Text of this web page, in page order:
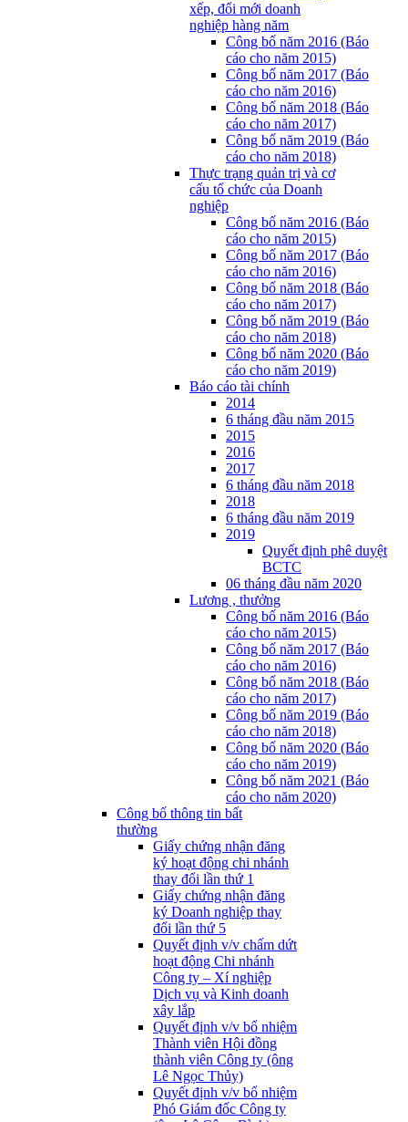
xếp, đổi mới doanh
nghiệp hàng năm
Công bố năm 2016 (Báo
cáo cho năm 2015)
Công bố năm 2017 (Báo
cáo cho năm 2016)
Công bố năm 2018 (Báo
cáo cho năm 2017)
Công bố năm 2019 (Báo
cáo cho năm 2018)
Thực trạng quản trị và cơ
cấu tổ chức của Doanh
nghiệp
Công bố năm 2016 (Báo
cáo cho năm 2015)
Công bố năm 2017 (Báo
cáo cho năm 2016)
Công bố năm 2018 (Báo
cáo cho năm 2017)
Công bố năm 2019 (Báo
cáo cho năm 2018)
Công bố năm 2020 (Báo
cáo cho năm 2019)
Báo cáo tài chính
2014
6 tháng đầu năm 2015
2015
2016
2017
6 tháng đầu năm 2018
2018
6 tháng đầu năm 2019
2019
Quyết định phê duyệt
BCTC
06 tháng đầu năm 2020
Lương , thưởng
Công bố năm 2016 (Báo
cáo cho năm 2015)
Công bố năm 2017 (Báo
cáo cho năm 2016)
Công bố năm 2018 (Báo
cáo cho năm 2017)
Công bố năm 2019 (Báo
cáo cho năm 2018)
Công bố năm 2020 (Báo
cáo cho năm 2019)
Công bố năm 2021 (Báo
cáo cho năm 2020)
Công bố thông tin bất
thường
Giấy chứng nhận đăng
ký hoạt động chi nhánh
thay đổi lần thứ 1
Giấy chứng nhận đăng
ký Doanh nghiệp thay
đổi lần thứ 5
Quyết định v/v chấm dứt
hoạt động Chi nhánh
Công ty – Xí nghiệp
Dịch vụ và Kinh doanh
xây lắp
Quyết định v/v bổ nhiệm
Thành viên Hội đồng
thành viên Công ty (ông
Lê Ngọc Thủy)
Quyết định v/v bổ nhiệm
Phó Giám đốc Công ty